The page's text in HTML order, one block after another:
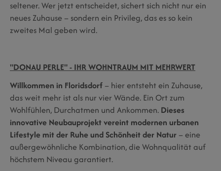
seltener. Wer jetzt entscheidet, sichert sich nicht nur ein
neues Zuhause – sondern ein Privileg, das es so kein
zweites Mal geben wird.
"DONAU PERLE" - IHR WOHNTRAUM MIT MEHRWERT
Willkommen in Floridsdorf – hier entsteht ein Zuhause,
das weit mehr ist als nur vier Wände. Ein Ort zum
Wohlfühlen, Durchatmen und Ankommen. Dieses
innovative Neubauprojekt vereint modernen urbanen
Lifestyle mit der Ruhe und Schönheit der Natur – eine
außergewöhnliche Kombination, die Wohnqualität auf
höchstem Niveau garantiert.